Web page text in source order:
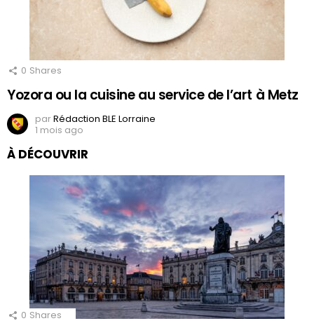
0 Shares
Yozora ou la cuisine au service de l’art à Metz
parRédaction BLE Lorraine
1 mois ago
À DÉCOUVRIR
0 Shares